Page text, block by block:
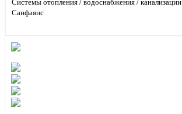
Системы отопления / водоснабжения / канализации
Санфаянс